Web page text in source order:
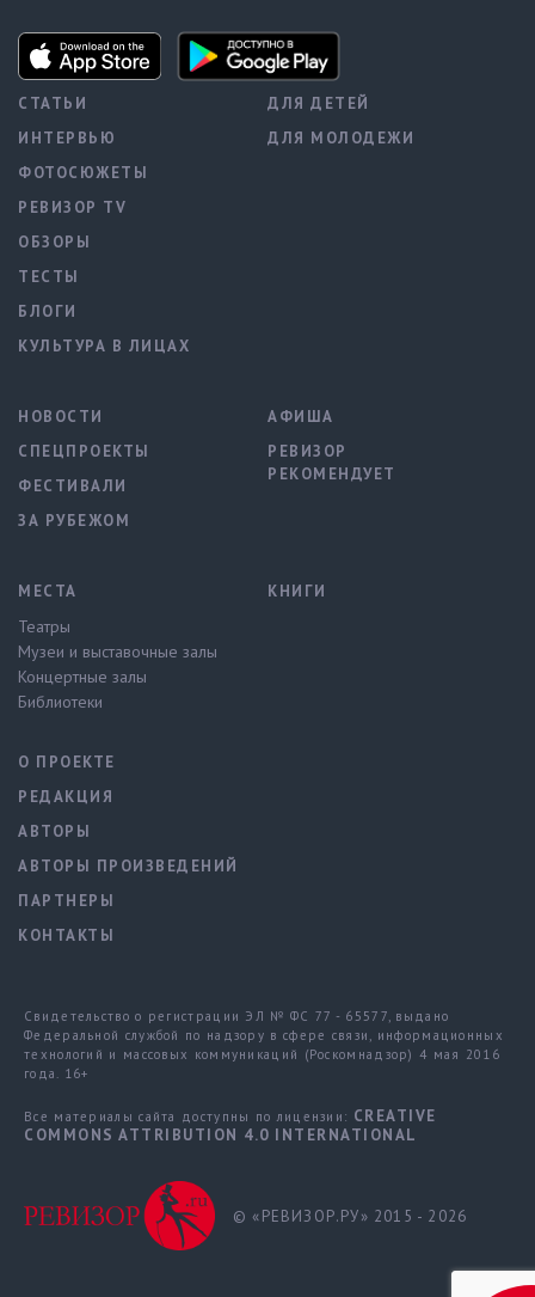
СТАТЬИ
ИНТЕРВЬЮ
ФОТОСЮЖЕТЫ
РЕВИЗОР TV
ОБЗОРЫ
ТЕСТЫ
БЛОГИ
КУЛЬТУРА В ЛИЦАХ
ДЛЯ ДЕТЕЙ
ДЛЯ МОЛОДЕЖИ
НОВОСТИ
СПЕЦПРОЕКТЫ
ФЕСТИВАЛИ
ЗА РУБЕЖОМ
АФИША
РЕВИЗОР
РЕКОМЕНДУЕТ
МЕСТА
Театры
Музеи и выставочные залы
Концертные залы
Библиотеки
КНИГИ
О ПРОЕКТЕ
РЕДАКЦИЯ
АВТОРЫ
АВТОРЫ ПРОИЗВЕДЕНИЙ
ПАРТНЕРЫ
КОНТАКТЫ
Свидетельство о регистрации ЭЛ № ФС 77 - 65577, выдано
Федеральной службой по надзору в сфере связи, информационных
технологий и массовых коммуникаций (Роскомнадзор) 4 мая 2016
года. 16+
Все материалы сайта доступны по лицензии: CREATIVE
COMMONS ATTRIBUTION 4.0 INTERNATIONAL
© «РЕВИЗОР.РУ» 2015 - 2026